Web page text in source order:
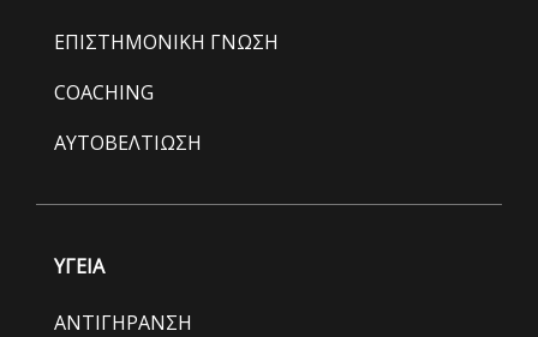
ΕΠΙΣΤΗΜΟΝΙΚΗ ΓΝΩΣΗ
COACHING
ΑΥΤΟΒΕΛΤΙΩΣΗ
ΥΓΕΙΑ
ΑΝΤΙΓΗΡΑΝΣΗ